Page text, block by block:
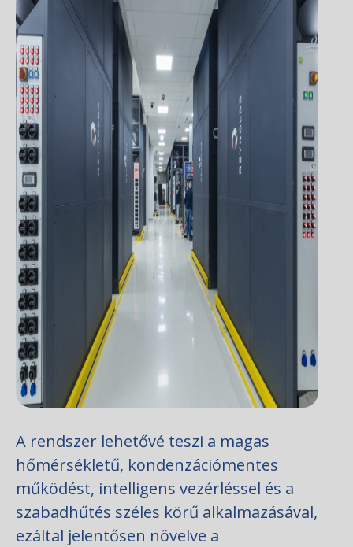
A rendszer lehetővé teszi a magas
hőmérsékletű, kondenzációmentes
működést, intelligens vezérléssel és a
szabadhűtés széles körű alkalmazásával,
ezáltal jelentősen növelve a